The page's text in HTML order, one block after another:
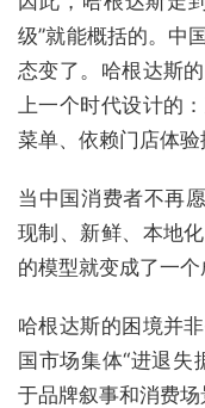
级”就能概括的。中
态变了。哈根达斯
上一个时代设计的
菜单、依赖门店体验
当中国消费者不再
现制、新鲜、本地
的模型就变成了一个
哈根达斯的困境并
国市场集体“进退失
于品牌叙事和消费场